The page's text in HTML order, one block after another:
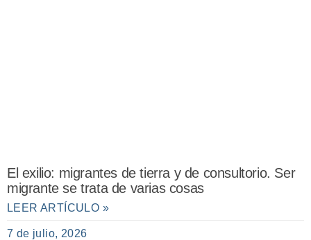
El exilio: migrantes de tierra y de consultorio. Ser
migrante se trata de varias cosas
LEER ARTÍCULO »
7 de julio, 2026